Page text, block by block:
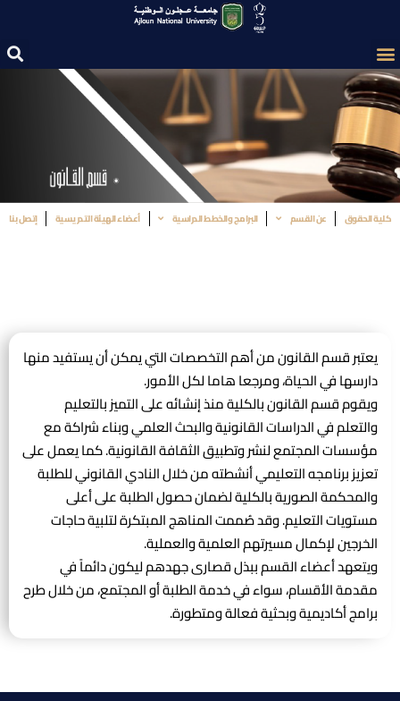
كلية الحقوق عن القسم البرامج والخطط الدراسية أعضاء الهيئة التدريسية إتصل بنا
يعتبر قسم القانون من أهم التخصصات التي يمكن أن يستفيد منها
دارسها في الحياة، ومرجعا هاما لكل الأمور.
ويقوم قسم القانون بالكلية منذ إنشائه على التميز بالتعليم
والتعلم في الدراسات القانونية والبحث العلمي وبناء شراكة مع
مؤسسات المجتمع لنشر وتطبيق الثقافة القانونية. كما يعمل على
تعزيز برنامجه التعليمي أنشطته من خلال النادي القانوني للطلبة
والمحكمة الصورية بالكلية لضمان حصول الطلبة على أعلى
مستويات التعليم. وقد صُممت المناهج المبتكرة لتلبية حاجات
الخرجين لإكمال مسيرتهم العلمية والعملية.
ويتعهد أعضاء القسم ببذل قصارى جهدهم ليكون دائماً في
مقدمة الأقسام، سواء في خدمة الطلبة أو المجتمع، من خلال طرح
برامج أكاديمية وبحثية فعالة ومتطورة.